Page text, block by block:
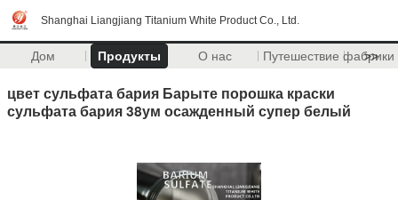
Shanghai Liangjiang Titanium White Product Co., Ltd.
Дом Продукты О нас Путешествие фабрики
>>
цвет сульфата бария Барыте порошка краски
сульфата бария 38ум осажденный супер белый